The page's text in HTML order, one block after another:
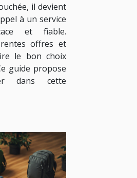
il devient
à un service
et fiable.
offres et
le bon choix
guide propose
dans cette